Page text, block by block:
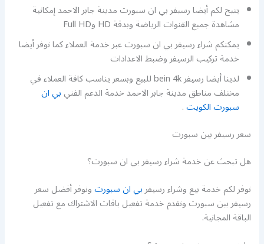
يتيح لكم أيضا رسيفر بي ان سبورت مدينة جابر الاحمد إمكانية
مشاهدة جميع القنوات الرياضة وبدقة HD وFull HD
يمكنكم شراء رسيفر بي ان سبورت عبر خدمة العملاء كما نوفر أيضا
خدمة تركيب الرسيفر وضبط الاعدادات
لدينا أيضا رسيفر bein 4k للبيع وبسعر يناسب كافة العملاء في
مختلف مناطق مدينة جابر الاحمد خدمة الدعم الفنيبي ان
سبورت الكويت.
سعر رسيفر بين سبورت
هل تبحث عن خدمة شراء رسيفر بي ان سبورت؟
نوفر لكم خدمة بيع وشراء رسيفربي ان سبورتونوفر أفضل سعر
رسيفر بين سبورت ونقدم خدمة تفعيل باقات الاشتراك مع تفعيل
الباقة المجانية.